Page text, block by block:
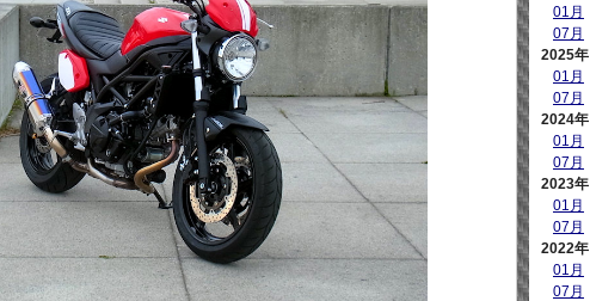
01月
07月
2025年
01月
07月
2024年
01月
07月
2023年
01月
07月
2022年
01月
07月